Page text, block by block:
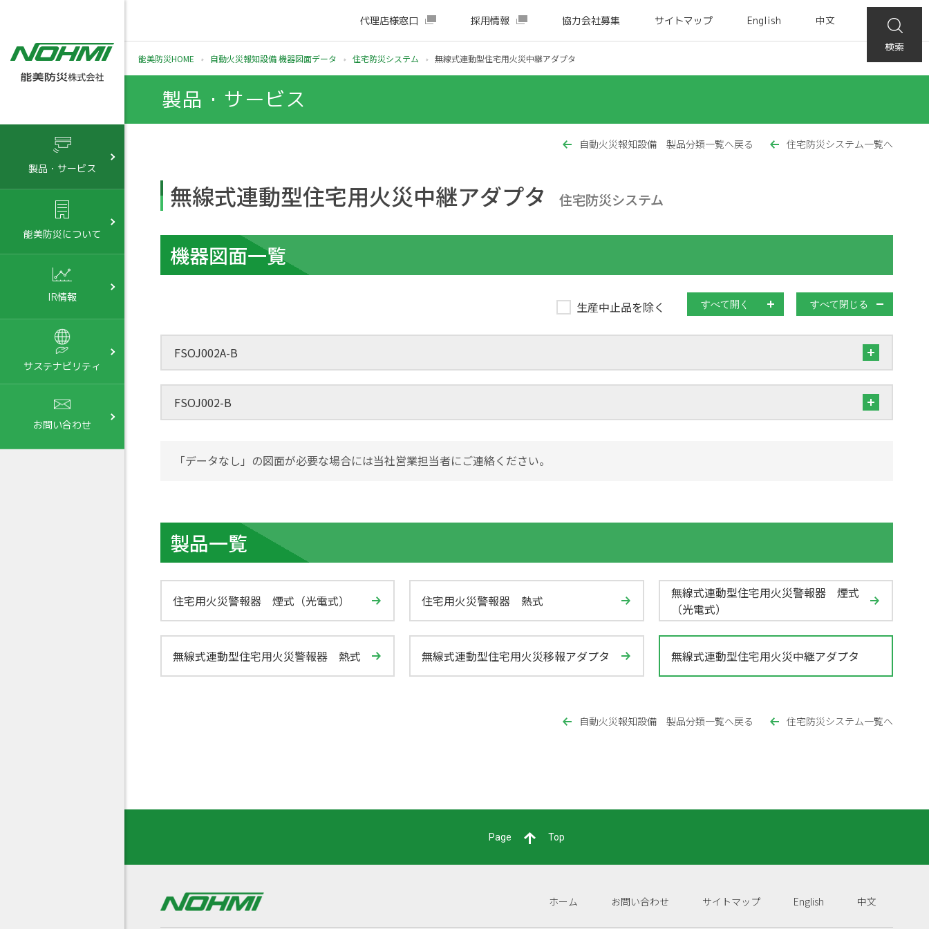
代理店様窓口 採用情報 協力会社募集 サイトマップ English
中文
検索
製品・サービス
能美防災について
IR情報
サステナビリティ
お問い合わせ
能美防災HOME 自動火災報知設備 機器図面データ 住宅防災システム 無線式連動型住宅用火災中継アダプタ
製品・サービス
自動火災報知設備 製品分類一覧へ戻る 住宅防災システム一覧へ
無線式連動型住宅用火災中継アダプタ 住宅防災システム
機器図面一覧
生産中止品を除く すべて開く すべて閉じる
FSOJ002A-B
FSOJ002-B
「データなし」の図面が必要な場合には当社営業担当者にご連絡ください。
製品一覧
住宅用火災警報器 煙式（光電式） 住宅用火災警報器 熱式
無線式連動型住宅用火災警報器 煙式
（光電式）
無線式連動型住宅用火災警報器 熱式 無線式連動型住宅用火災移報アダプタ 無線式連動型住宅用火災中継アダプタ
自動火災報知設備 製品分類一覧へ戻る 住宅防災システム一覧へ
Page Top
ホーム お問い合わせ サイトマップ English 中文